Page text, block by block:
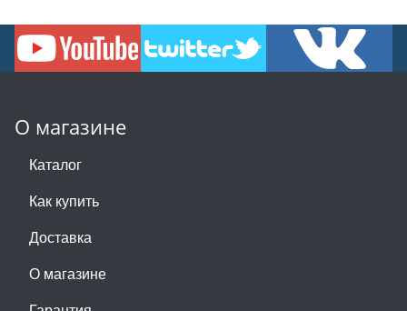
О магазине
Каталог
Как купить
Доставка
О магазине